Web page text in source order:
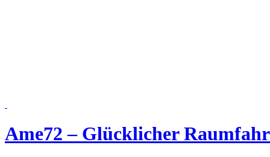
Ame72 – Glücklicher